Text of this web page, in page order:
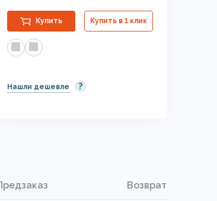
Купить Купить в 1 клик
Нашли дешевле ?
Возврат